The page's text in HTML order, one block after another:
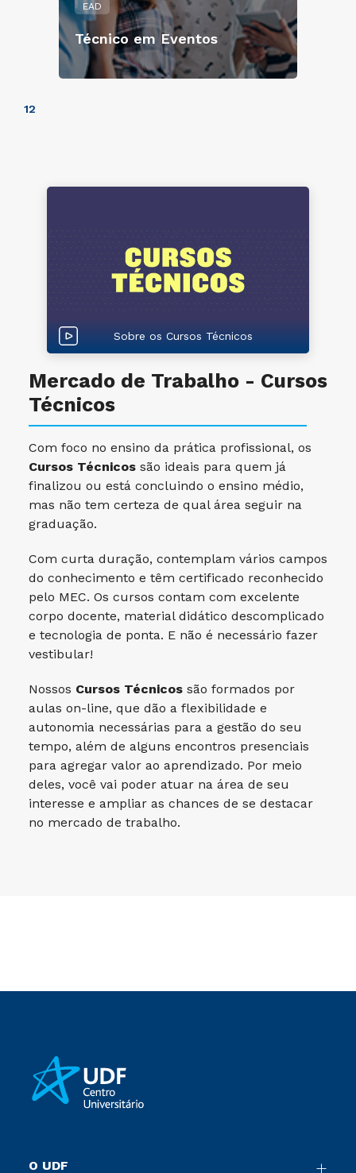
EAD
Técnico em Eventos
12
Mercado de Trabalho - Cursos
Técnicos
Com foco no ensino da prática profissional, os
Cursos Técnicos são ideais para quem já
finalizou ou está concluindo o ensino médio,
mas não tem certeza de qual área seguir na
graduação.
Com curta duração, contemplam vários campos
do conhecimento e têm certificado reconhecido
pelo MEC. Os cursos contam com excelente
corpo docente, material didático descomplicado
e tecnologia de ponta. E não é necessário fazer
vestibular!
Nossos Cursos Técnicos são formados por
aulas on-line, que dão a flexibilidade e
autonomia necessárias para a gestão do seu
tempo, além de alguns encontros presenciais
para agregar valor ao aprendizado. Por meio
deles, você vai poder atuar na área de seu
interesse e ampliar as chances de se destacar
no mercado de trabalho.
Sobre os Cursos Técnicos
O UDF